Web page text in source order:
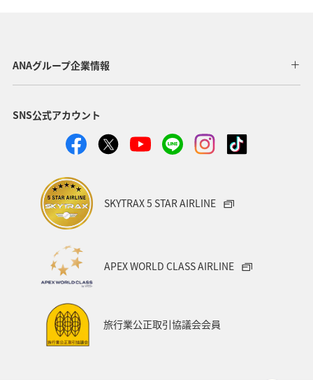
ANAグループ企業情報
SNS公式アカウント
SKYTRAX 5 STAR AIRLINE
APEX WORLD CLASS AIRLINE
旅行業公正取引協議会会員